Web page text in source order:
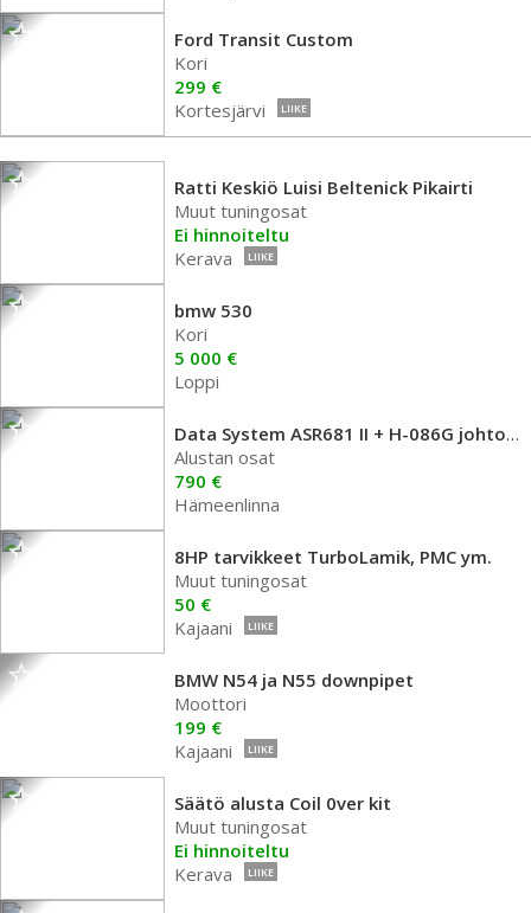
Ford Transit Custom
Kori
299 €
Kortesjärvi
LIIKE
Ratti Keskiö Luisi Beltenick Pikairti
Muut tuningosat
Ei hinnoiteltu
Kerava
LIIKE
bmw 530
Kori
5 000 €
Loppi
Data System ASR681 II + H-086G johtosarja
Alustan osat
790 €
Hämeenlinna
8HP tarvikkeet TurboLamik, PMC ym.
Muut tuningosat
50 €
Kajaani
LIIKE
BMW N54 ja N55 downpipet
Moottori
199 €
Kajaani
LIIKE
Säätö alusta Coil 0ver kit
Muut tuningosat
Ei hinnoiteltu
Kerava
LIIKE